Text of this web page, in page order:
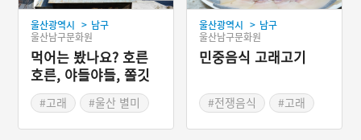
울산광역시 > 남구
울산남구문화원
먹어는 봤나요? 호른
호른, 야들야들, 쫄깃
한 고래고기
#고래
#울산 별미
울산광역시 > 남구
울산남구문화원
민중음식 고래고기
#전쟁음식
#고래